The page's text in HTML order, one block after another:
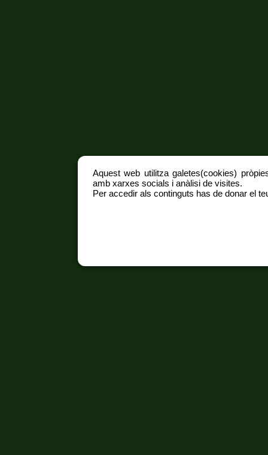
Aquest web utilitza galetes(cookies)
amb xarxes socials i anàlisi de visites.
Per accedir als continguts has de donar el